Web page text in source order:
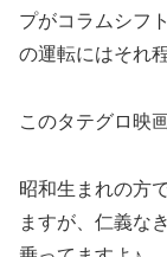
プがコラムシフ
の運転にはそれ
このタテグロ映
昭和生まれの方
ますが、仁義な